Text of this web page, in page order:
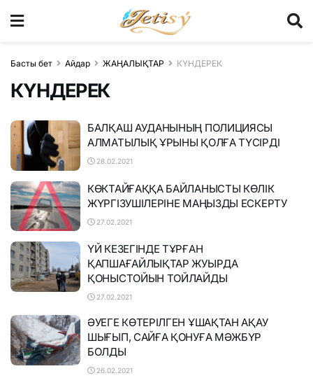
Басты бет Айдар ЖАҢАЛЫҚТАР КҮНДЕРЕК
КҮНДЕРЕК
БАЛҚАШ АУДАНЫНЫҢ ПОЛИЦИЯСЫ
АЛМАТЫЛЫҚ ҰРЫНЫ ҚОЛҒА ТҮСІРДІ
28.02.2021
КӨКТАЙҒАҚҚА БАЙЛАНЫСТЫ КӨЛІК
ЖҮРГІЗУШІЛЕРІНЕ МАҢЫЗДЫ ЕСКЕРТУ
27.02.2021
ҮЙ КЕЗЕГІНДЕ ТҰРҒАН
ҚАПШАҒАЙЛЫҚТАР ЖУЫРДА
ҚОНЫСТОЙЫН ТОЙЛАЙДЫ
27.02.2021
ӘУЕГЕ КӨТЕРІЛГЕН ҰШАҚТАН АҚАУ
ШЫҒЫП, САЙҒА ҚОНУҒА МӘЖБҮР
БОЛДЫ
26.02.2021